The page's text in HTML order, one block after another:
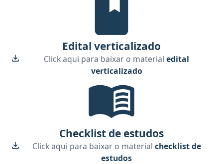
Edital verticalizado
Click aqui para baixar o materialedital
verticalizado
Checklist de estudos
Click aqui para baixar o material checklist de
estudos